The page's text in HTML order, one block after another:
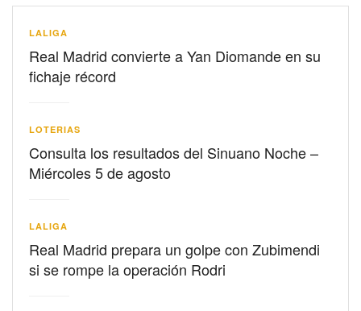
LALIGA
Real Madrid convierte a Yan Diomande en su
fichaje récord
LOTERIAS
Consulta los resultados del Sinuano Noche –
Miércoles 5 de agosto
LALIGA
Real Madrid prepara un golpe con Zubimendi
si se rompe la operación Rodri